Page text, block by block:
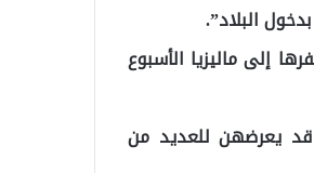
البلاد”.
إلى ماليزيا الأسبوع
قد يعرضهن للعديد من